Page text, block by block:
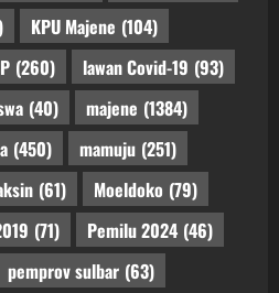
KPU Majene (104)
(260) lawan Covid-19 (93)
(40) majene (1384)
(450) mamuju (251)
(61) Moeldoko (79)
(71) Pemilu 2024 (46)
pemprov sulbar (63)